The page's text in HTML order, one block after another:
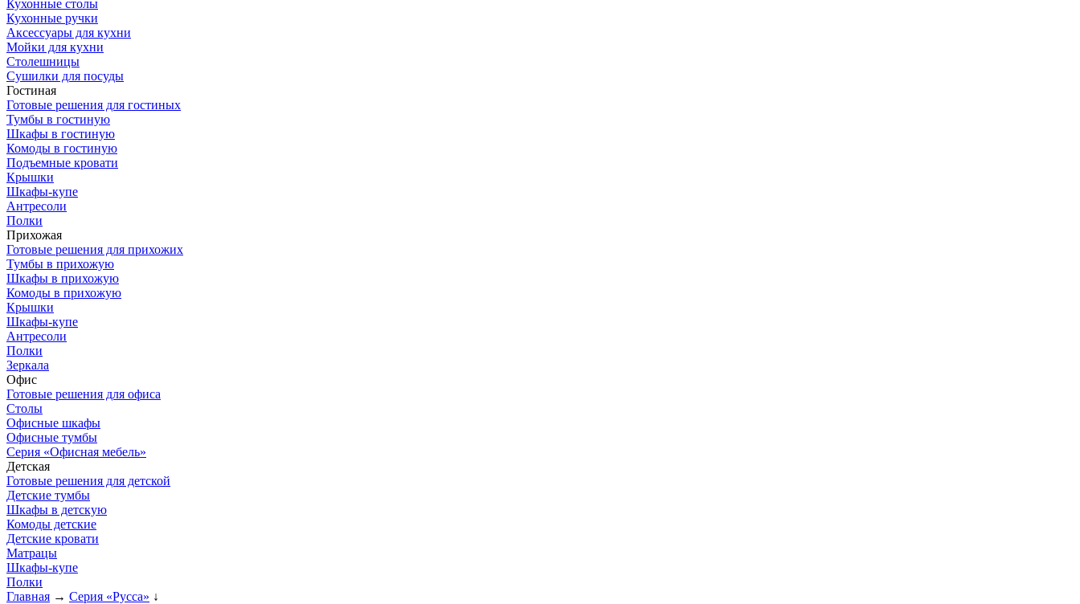
Кухонные столы
Кухонные ручки
Аксессуары для кухни
Мойки для кухни
Столешницы
Сушилки для посуды
Гостиная
Готовые решения для гостиных
Тумбы в гостиную
Шкафы в гостиную
Комоды в гостиную
Подъемные кровати
Крышки
Шкафы-купе
Антресоли
Полки
Прихожая
Готовые решения для прихожих
Тумбы в прихожую
Шкафы в прихожую
Комоды в прихожую
Крышки
Шкафы-купе
Антресоли
Полки
Зеркала
Офис
Готовые решения для офиса
Столы
Офисные шкафы
Офисные тумбы
Серия «Офисная мебель»
Детская
Готовые решения для детской
Детские тумбы
Шкафы в детскую
Комоды детские
Детские кровати
Матрацы
Шкафы-купе
Полки
Главная → Серия «Русса» ↓